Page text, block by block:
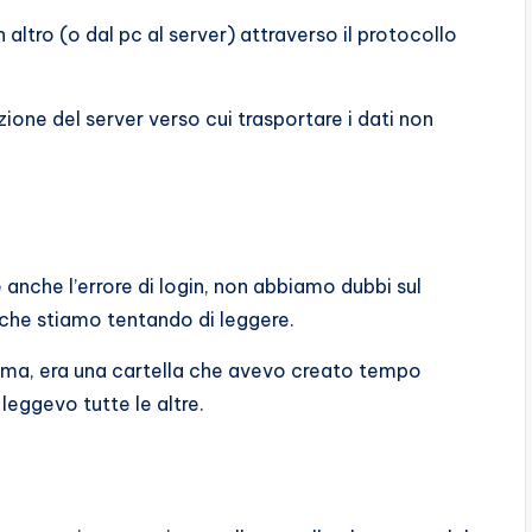
altro (o dal pc al server) attraverso il protocollo
del server verso cui trasportare i dati non
l’errore di login, non abbiamo dubbi sul
stiamo tentando di leggere.
era una cartella che avevo creato tempo
tutte le altre.